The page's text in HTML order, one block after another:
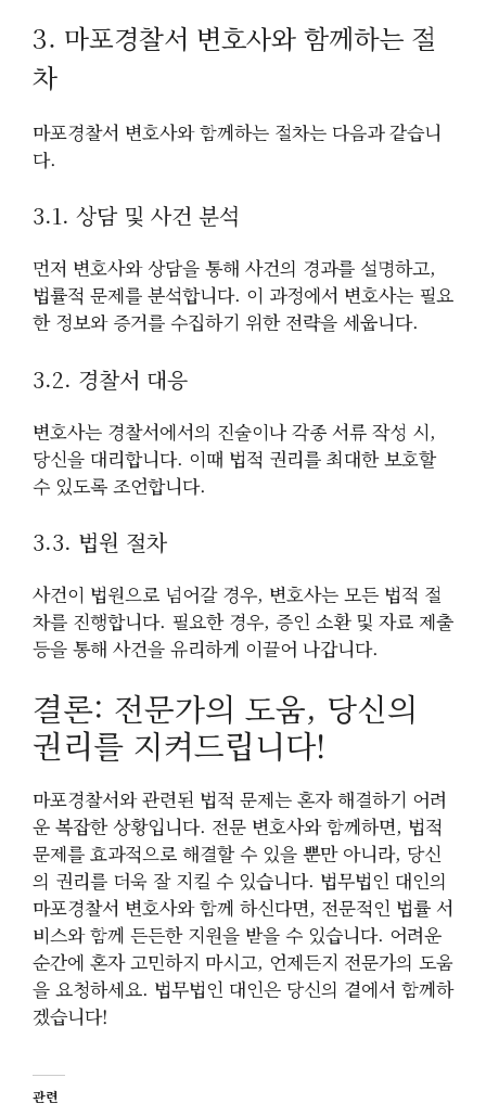
3. 마포경찰서 변호사와 함께하는 절
차
마포경찰서 변호사와 함께하는 절차는 다음과 같습니
다.
3.1. 상담 및 사건 분석
먼저 변호사와 상담을 통해 사건의 경과를 설명하고,
법률적 문제를 분석합니다. 이 과정에서 변호사는 필요
한 정보와 증거를 수집하기 위한 전략을 세웁니다.
3.2. 경찰서 대응
변호사는 경찰서에서의 진술이나 각종 서류 작성 시,
당신을 대리합니다. 이때 법적 권리를 최대한 보호할
수 있도록 조언합니다.
3.3. 법원 절차
사건이 법원으로 넘어갈 경우, 변호사는 모든 법적 절
차를 진행합니다. 필요한 경우, 증인 소환 및 자료 제출
등을 통해 사건을 유리하게 이끌어 나갑니다.
결론: 전문가의 도움, 당신의
권리를 지켜드립니다!
마포경찰서와 관련된 법적 문제는 혼자 해결하기 어려
운 복잡한 상황입니다. 전문 변호사와 함께하면, 법적
문제를 효과적으로 해결할 수 있을 뿐만 아니라, 당신
의 권리를 더욱 잘 지킬 수 있습니다. 법무법인 대인의
마포경찰서 변호사와 함께 하신다면, 전문적인 법률 서
비스와 함께 든든한 지원을 받을 수 있습니다. 어려운
순간에 혼자 고민하지 마시고, 언제든지 전문가의 도움
을 요청하세요. 법무법인 대인은 당신의 곁에서 함께하
겠습니다!
관련